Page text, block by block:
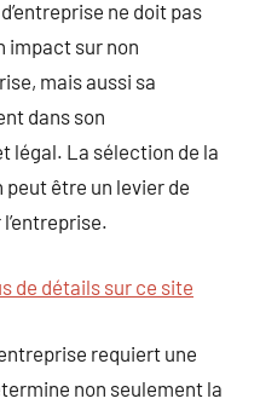
ne doit pas
impact sur non
mais aussi sa
dans son
légal. La sélection de la
être un levier de
de détails sur ce site
requiert une
non seulement la